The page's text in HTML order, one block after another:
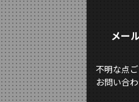
メー
不明な点
お問い合